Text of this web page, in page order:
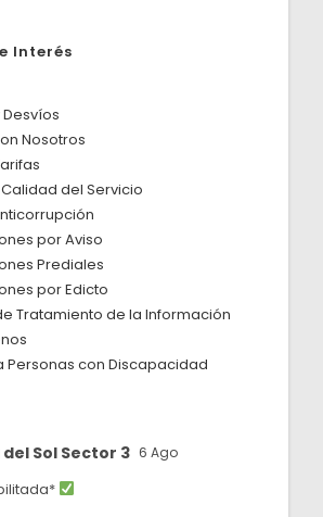
Interés
Nosotros
del Servicio
por Aviso
Prediales
por Edicto
Tratamiento de la Información
Personas con Discapacidad
del Sol Sector 3 6 Ago